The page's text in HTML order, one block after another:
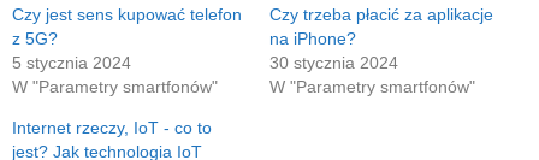
w
nowym
Czy jest sens kupować telefon
z 5G?
5 stycznia 2024
W "Parametry smartfonów"
Czy trzeba płacić za aplikacje
na iPhone?
30 stycznia 2024
W "Parametry smartfonów"
Internet rzeczy, IoT - co to
jest? Jak technologia IoT